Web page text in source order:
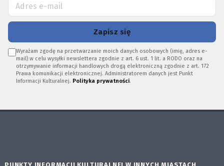
Zapisz się
Wyrażam zgodę na przetwarzanie moich danych osobowych (imię, adres e-
mail) w celu wysyłki newslettera zgodnie z art. 6 ust. 1 lit. a RODO oraz na
otrzymywanie informacji handlowych drogą elektroniczną zgodnie z art. 172
Prawa komunikacji elektronicznej. Administratorem danych jest Punkt
Informacji Kulturalnej. Polityka prywatności.